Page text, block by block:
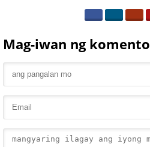
Mag-iwan ng komento